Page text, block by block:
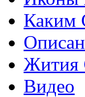
Каким
Жития
Видео